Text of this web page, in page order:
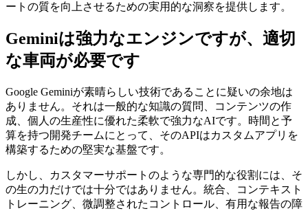
ートの質を向上させるための実用的な洞察を提供します。
Geminiは強力なエンジンですが、適切
な車両が必要です
Google Geminiが素晴らしい技術であることに疑いの余地は
ありません。それは一般的な知識の質問、コンテンツの作
成、個人の生産性に優れた柔軟で強力なAIです。時間と予
算を持つ開発チームにとって、そのAPIはカスタムアプリを
構築するための堅実な基盤です。
しかし、カスタマーサポートのような専門的な役割には、そ
の生の力だけでは十分ではありません。統合、コンテキスト
トレーニング、微調整されたコントロール、有用な報告の障